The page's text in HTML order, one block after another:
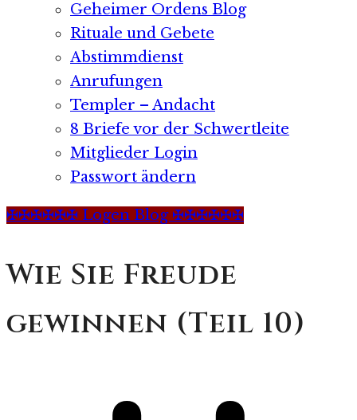
Geheimer Ordens Blog
Rituale und Gebete
Abstimmdienst
Anrufungen
Templer – Andacht
8 Briefe vor der Schwertleite
Mitglieder Login
Passwort ändern
✠✠✠✠✠✠ Logen Blog ✠✠✠✠✠✠
Wie Sie Freude
gewinnen (Teil 10)